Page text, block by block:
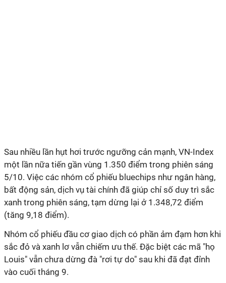
Sau nhiều lần hụt hơi trước ngưỡng cản mạnh, VN-Index
một lần nữa tiến gần vùng 1.350 điểm trong phiên sáng
5/10. Việc các nhóm cổ phiếu bluechips như ngân hàng,
bất động sản, dịch vụ tài chính đã giúp chỉ số duy trì sắc
xanh trong phiên sáng, tạm dừng lại ở 1.348,72 điểm
(tăng 9,18 điểm).
Nhóm cổ phiếu đầu cơ giao dịch có phần ảm đạm hơn khi
sắc đỏ và xanh lơ vẫn chiếm ưu thế. Đặc biệt các mã "họ
Louis" vẫn chưa dừng đà "rơi tự do" sau khi đã đạt đỉnh
vào cuối tháng 9.